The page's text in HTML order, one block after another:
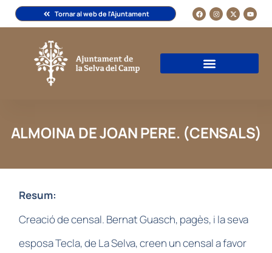
Tornar al web de l'Ajuntament
ALMOINA DE JOAN PERE. (CENSALS)
Resum:
Creació de censal. Bernat Guasch, pagès, i la seva
esposa Tecla, de La Selva, creen un censal a favor